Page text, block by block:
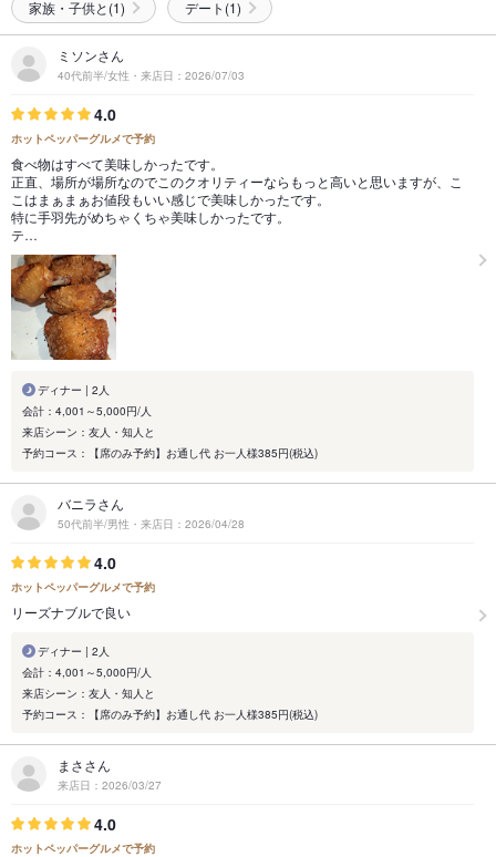
家族・子供と(1) デート(1)
ミソンさん
40代前半/女性・来店日：2026/07/03
4.0
ホットペッパーグルメで予約
食べ物はすべて美味しかったです。
正直、場所が場所なのでこのクオリティーならもっと高いと思いますが、こ
こはまぁまぁお値段もいい感じで美味しかったです。
特に手羽先がめちゃくちゃ美味しかったです。
テ…
ディナー | 2人
会計：4,001～5,000円/人
来店シーン：友人・知人と
予約コース：【席のみ予約】お通し代 お一人様385円(税込)
バニラさん
50代前半/男性・来店日：2026/04/28
4.0
ホットペッパーグルメで予約
リーズナブルで良い
ディナー | 2人
会計：4,001～5,000円/人
来店シーン：友人・知人と
予約コース：【席のみ予約】お通し代 お一人様385円(税込)
まささん
来店日：2026/03/27
4.0
ホットペッパーグルメで予約